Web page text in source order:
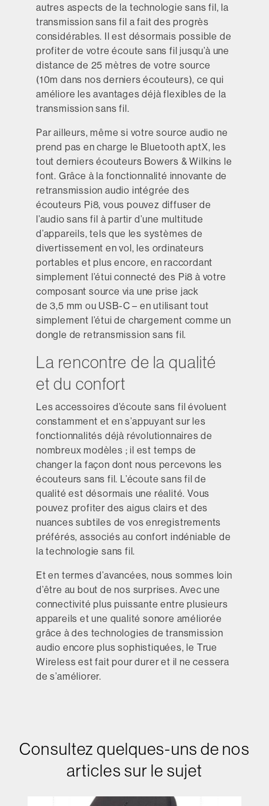
autres aspects de la technologie sans fil, la
transmission sans fil a fait des progrès
considérables. Il est désormais possible de
profiter de votre écoute sans fil jusqu’à une
distance de 25 mètres de votre source
(10m dans nos derniers écouteurs), ce qui
améliore les avantages déjà flexibles de la
transmission sans fil.
Par ailleurs, même si votre source audio ne
prend pas en charge le Bluetooth aptX, les
tout derniers écouteurs Bowers & Wilkins le
font. Grâce à la fonctionnalité innovante de
retransmission audio intégrée des
écouteurs Pi8, vous pouvez diffuser de
l’audio sans fil à partir d’une multitude
d’appareils, tels que les systèmes de
divertissement en vol, les ordinateurs
portables et plus encore, en raccordant
simplement l’étui connecté des Pi8 à votre
composant source via une prise jack
de 3,5 mm ou USB-C – en utilisant tout
simplement l’étui de chargement comme un
dongle de retransmission sans fil.
La rencontre de la qualité
et du confort
Les accessoires d’écoute sans fil évoluent
constamment et en s’appuyant sur les
fonctionnalités déjà révolutionnaires de
nombreux modèles ; il est temps de
changer la façon dont nous percevons les
écouteurs sans fil. L’écoute sans fil de
qualité est désormais une réalité. Vous
pouvez profiter des aigus clairs et des
nuances subtiles de vos enregistrements
préférés, associés au confort indéniable de
la technologie sans fil.
Et en termes d’avancées, nous sommes loin
d’être au bout de nos surprises. Avec une
connectivité plus puissante entre plusieurs
appareils et une qualité sonore améliorée
grâce à des technologies de transmission
audio encore plus sophistiquées, le True
Wireless est fait pour durer et il ne cessera
de s’améliorer.
Consultez quelques-uns de nos
articles sur le sujet